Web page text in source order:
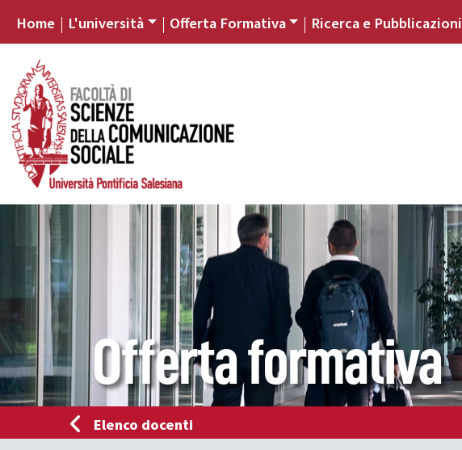
Home L'università Offerta Formativa Ricerca e Pubblicazioni
Offerta formativa
Elenco docenti